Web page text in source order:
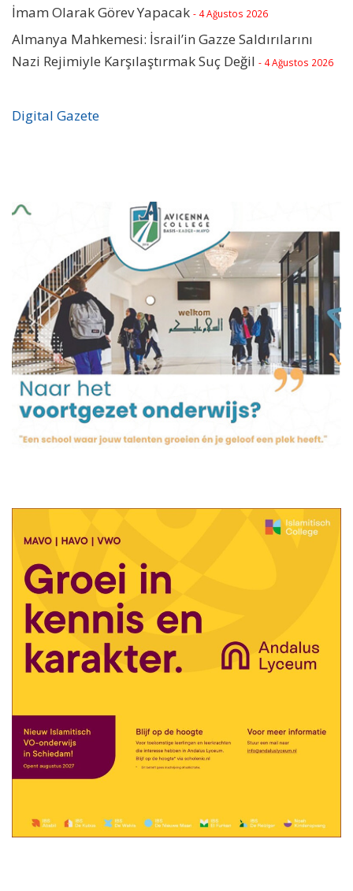
İmam Olarak Görev Yapacak - 4 Ağustos 2026
Almanya Mahkemesi: İsrail’in Gazze Saldırılarını
Nazi Rejimiyle Karşılaştırmak Suç Değil - 4 Ağustos 2026
Digital Gazete